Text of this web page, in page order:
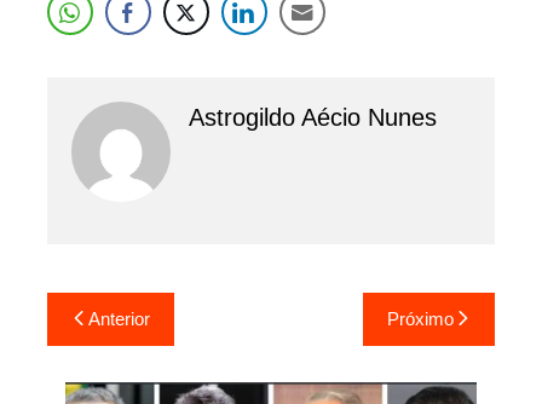
Astrogildo Aécio Nunes
Navegação
de
Post
Anterior Próximo